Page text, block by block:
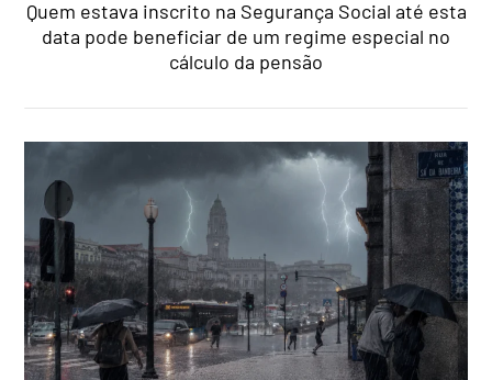
Quem estava inscrito na Segurança Social até esta
data pode beneficiar de um regime especial no
cálculo da pensão